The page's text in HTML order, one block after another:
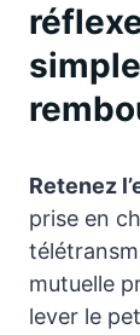
Retenez
prise en
mutuelle
lever le